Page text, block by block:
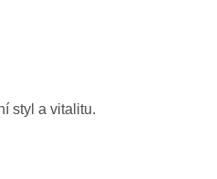
k
styl a vitalitu.